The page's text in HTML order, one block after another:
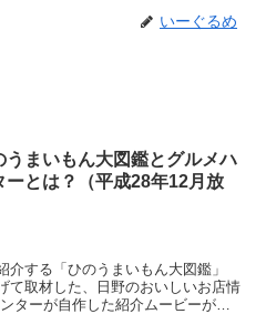
いーぐるめ
うまいもん大図鑑とグルメハ
ーとは？（平成28年12月放
する「ひのうまいもん大図鑑」
て取材した、日野のおいしいお店情
ターが自作した紹介ムービーがあ